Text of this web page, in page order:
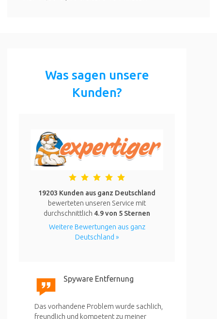
Was sagen unsere
Kunden?
19203 Kunden aus ganz Deutschland
bewerteten unseren Service mit
durchschnittlich 4.9von 5 Sternen
Weitere Bewertungen aus ganz
Deutschland »
Spyware Entfernung
Das vorhandene Problem wurde sachlich,
freundlich und kompetent zu meiner